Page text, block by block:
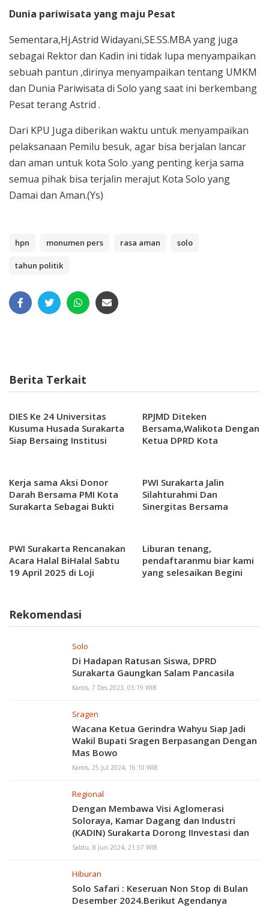
Dunia pariwisata yang maju Pesat
Sementara,Hj.Astrid Widayani,SE.SS.MBA yang juga
sebagai Rektor dan Kadin ini tidak lupa menyampaikan
sebuah pantun ,dirinya menyampaikan tentang UMKM
dan Dunia Pariwisata di Solo yang saat ini berkembang
Pesat terang Astrid .
Dari KPU Juga diberikan waktu untuk menyampaikan
pelaksanaan Pemilu besuk, agar bisa berjalan lancar
dan aman untuk kota Solo .yang penting kerja sama
semua pihak bisa terjalin merajut Kota Solo yang
Damai dan Aman.(Ys)
hpn monumen pers rasa aman solo
tahun politik
Berita Terkait
DIES Ke 24 Universitas
Kusuma Husada Surakarta
Siap Bersaing Institusi
RPJMD Diteken
Bersama,Walikota Dengan
Ketua DPRD Kota
Kerja sama Aksi Donor
Darah Bersama PMI Kota
Surakarta Sebagai Bukti
PWI Surakarta Jalin
Silahturahmi Dan
Sinergitas Bersama
PWI Surakarta Rencanakan
Acara Halal BiHalal Sabtu
19 April 2025 di Loji
Liburan tenang,
pendaftaranmu biar kami
yang selesaikan Begini
Rekomendasi
Solo
Di Hadapan Ratusan Siswa, DPRD
Surakarta Gaungkan Salam Pancasila
Kamis, 7 Des 2023, 03:19 WIB
Sragen
Wacana Ketua Gerindra Wahyu Siap Jadi
Wakil Bupati Sragen Berpasangan Dengan
Mas Bowo
Kamis, 25 Jul 2024, 16:10 WIB
Regional
Dengan Membawa Visi Aglomerasi
Soloraya, Kamar Dagang dan Industri
(KADIN) Surakarta Dorong IInvestasi dan
Pertumbuhan Ekonomi
Sabtu, 8 Jun 2024, 21:57 WIB
Hiburan
Solo Safari : Keseruan Non Stop di Bulan
Desember 2024.Berikut Agendanya